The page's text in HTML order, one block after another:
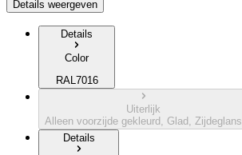
Details weergeven
Details
Color
RAL7016
Uiterlijk
Alleen voorzijde gekleurd, Glad, Zijdeglans
Details